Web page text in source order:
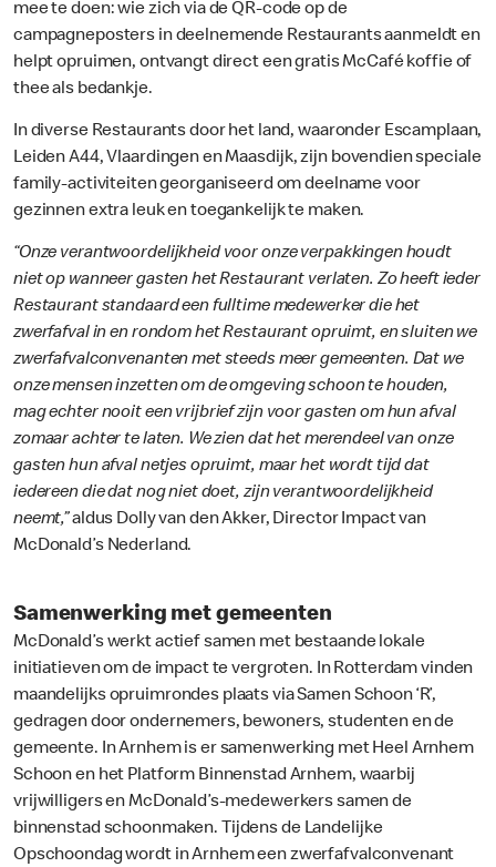
mee te doen: wie zich via de QR-code op de
campagneposters in deelnemende Restaurants aanmeldt en
helpt opruimen, ontvangt direct een gratis McCafé koffie of
thee als bedankje.
In diverse Restaurants door het land, waaronder Escamplaan,
Leiden A44, Vlaardingen en Maasdijk, zijn bovendien speciale
family-activiteiten georganiseerd om deelname voor
gezinnen extra leuk en toegankelijk te maken.
“Onze verantwoordelijkheid voor onze verpakkingen houdt
niet op wanneer gasten het Restaurant verlaten. Zo heeft ieder
Restaurant standaard een fulltime medewerker die het
zwerfafval in en rondom het Restaurant opruimt, en sluiten we
zwerfafvalconvenanten met steeds meer gemeenten. Dat we
onze mensen inzetten om de omgeving schoon te houden,
mag echter nooit een vrijbrief zijn voor gasten om hun afval
zomaar achter te laten. We zien dat het merendeel van onze
gasten hun afval netjes opruimt, maar het wordt tijd dat
iedereen die dat nog niet doet, zijn verantwoordelijkheid
neemt,”aldus Dolly van den Akker, Director Impact van
McDonald’s Nederland.
Samenwerking met gemeenten
McDonald’s werkt actief samen met bestaande lokale
initiatieven om de impact te vergroten. In Rotterdam vinden
maandelijks opruimrondes plaats via Samen Schoon ‘R’,
gedragen door ondernemers, bewoners, studenten en de
gemeente. In Arnhem is er samenwerking met Heel Arnhem
Schoon en het Platform Binnenstad Arnhem, waarbij
vrijwilligers en McDonald’s-medewerkers samen de
binnenstad schoonmaken. Tijdens de Landelijke
Opschoondag wordt in Arnhem een zwerfafvalconvenant